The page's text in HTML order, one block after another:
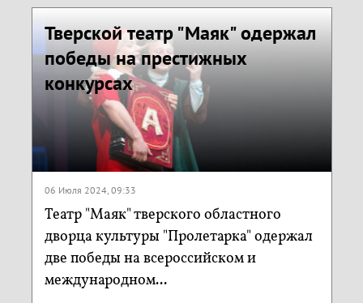
Тверской театр "Маяк" одержал
победы на престижных
конкурсах
06 Июля 2024, 09:33
Театр "Маяк" тверского областного
дворца культуры "Пролетарка" одержал
две победы на всероссийском и
международном...